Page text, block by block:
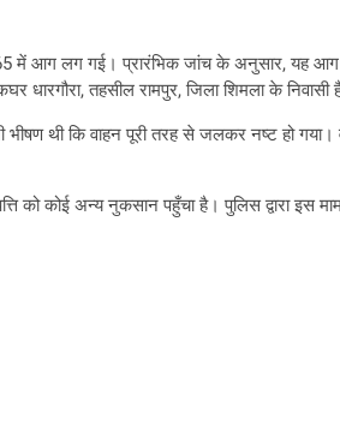
में आग लग गई। प्रारंभिक जांच के अनुसार, यह
धारगौरा, तहसील रामपुर, जिला शिमला के निवासी
भीषण थी कि वाहन पूरी तरह से जलकर नष्ट हो
को कोई अन्य नुकसान पहुँचा है। पुलिस द्वारा इस